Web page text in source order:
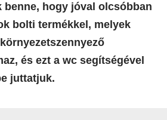
benne, hogy jóval olcsóbban
bolti termékkel, melyek
és ezt a wc segítségével
juttatjuk.